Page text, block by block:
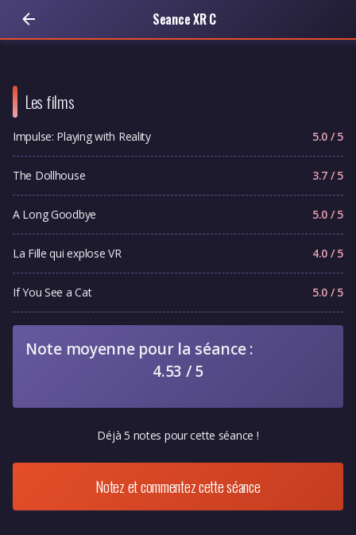
Seance XR C
Les films
Impulse: Playing with Reality 5.0 / 5
The Dollhouse 3.7 / 5
A Long Goodbye 5.0 / 5
La Fille qui explose VR 4.0 / 5
If You See a Cat 5.0 / 5
Note moyenne pour la séance :
4.53 / 5
Déjà 5 notes pour cette séance !
Notez et commentez cette séance